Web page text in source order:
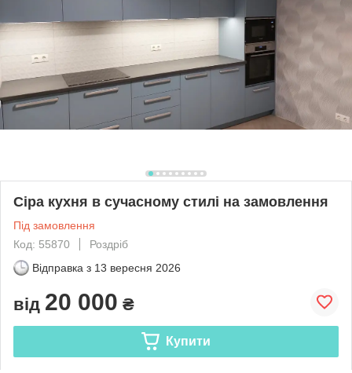
Сіра кухня в сучасному стилі на замовлення
Під замовлення
Код: 55870
Роздріб
Відправка з 13 вересня 2026
від 20 000 ₴
Купити